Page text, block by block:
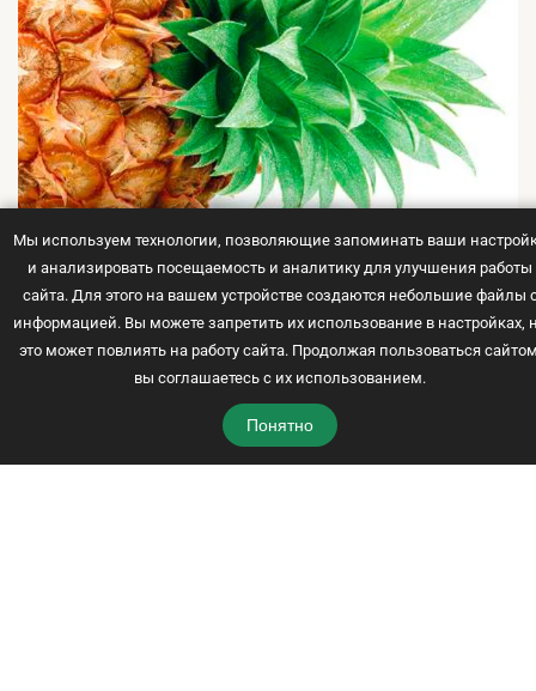
Как выбрать и нарезать ананас: полный гид по
сортам и подготовке
13 февраля 2026
Мы используем технологии, позволяющие запоминать ваши
и анализировать посещаемость и аналитику для улучшения работы
сайта. Для этого на вашем устройстве создаются небольшие файлы
информацией. Вы можете запретить их использование в настройках,
это может повлиять на работу сайта. Продолжая пользоваться
вы соглашаетесь с их использованием.
Понятно